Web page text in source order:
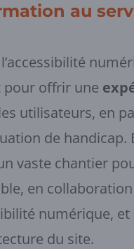
au
offrir une
utilisateurs, en
de handicap.
vaste chantier
en
numérique, et
du site.